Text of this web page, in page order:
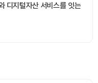
디지털자산 서비스를 잇는